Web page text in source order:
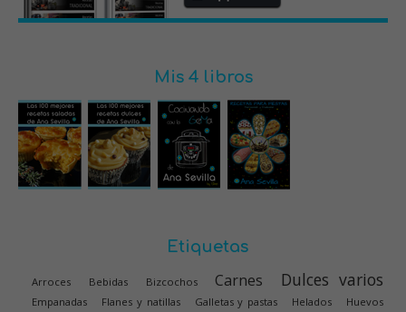
Mis 4 libros
Etiquetas
Arroces Bebidas Bizcochos Carnes Dulces varios
Empanadas Flanes y natillas Galletas y pastas Helados Huevos